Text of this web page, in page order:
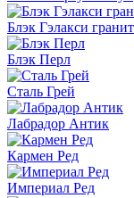
Блэк Гэлакси гранит
Блэк Перл
Сталь Грей
Лабрадор Антик
Кармен Ред
Империал Ред